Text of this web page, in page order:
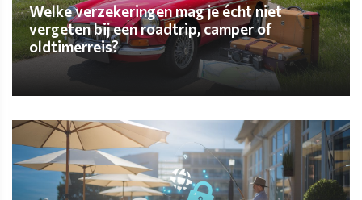
Welke verzekeringen mag je écht niet
vergeten bij een roadtrip, camper of
oldtimerreis?
ONTDEK MEER